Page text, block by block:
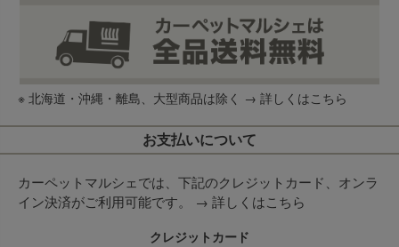
※ 北海道・沖縄・離島、大型商品は除く → 詳しくはこちら
お支払いについて
カーペットマルシェでは、下記のクレジットカード、オンラ
イン決済がご利用可能です。 → 詳しくはこちら
クレジットカード